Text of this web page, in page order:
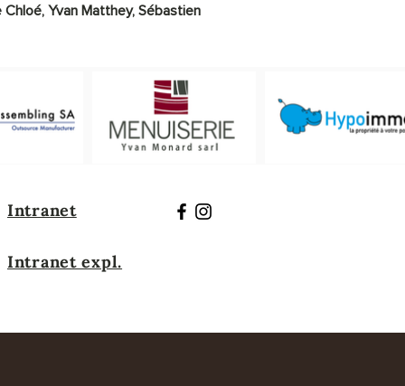
Chloé, Yvan Matthey, Sébastien
Intranet
Intranet expl.